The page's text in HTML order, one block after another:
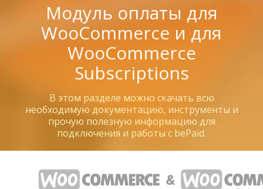
Модуль оплаты для
WooCommerce и для
WooCommerce
Subscriptions
В этом разделе можно скачать всю
необходимую документацию, инструменты и
прочую полезную информацию для
подключения и работы с bePaid.